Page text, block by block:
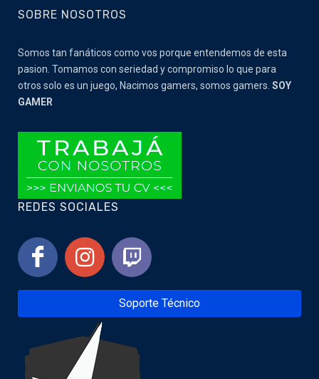
SOBRE NOSOTROS
Somos tan fanáticos como vos porque entendemos de esta
pasion. Tomamos con seriedad y compromiso lo que para
otros solo es un juego, Nacimos gamers, somos gamers. SOY
GAMER
REDES SOCIALES
Soporte Técnico